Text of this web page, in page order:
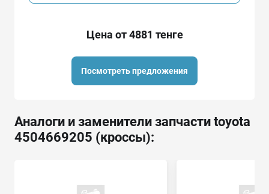
Цена от 4881 тенге
Посмотреть предложения
Аналоги и заменители запчасти toyota
4504669205 (кроссы):